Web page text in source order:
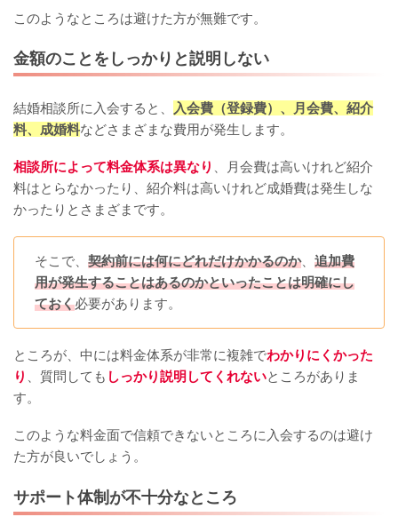
このようなところは避けた方が無難です。
金額のことをしっかりと説明しない
結婚相談所に入会すると、
入会費（登録費）、月会費、紹介
料、成婚料などさまざまな費用が発生します。
相談所によって料金体系は異なり
、月会費は高いけれど紹介
料はとらなかったり、紹介料は高いけれど成婚費は発生しな
かったりとさまざまです。
そこで、 契約前には何にどれだけかかるのか、 追加費
用が発生することはあるのかといったことは明確にし
ておく必要があります。
ところが、中には料金体系が非常に複雑でわかりにくかった
り
、質問しても しっかり説明してくれないところがありま
す。
このような料金面で信頼できないところに入会するのは避け
た方が良いでしょう。
サポート体制が不十分なところ